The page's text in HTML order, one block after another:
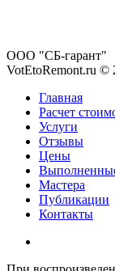
ООО "СБ-гарант"
VotEtoRemont.ru ©
Главная
Расчет
Услуги
Отзывы
Цены
Мастера
Публикации
Контакты